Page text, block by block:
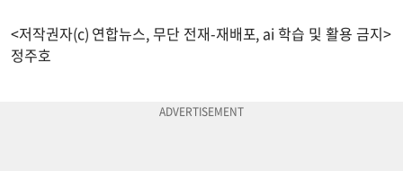
<저작권자(c) 연합뉴스, 무단 전재-재배포, ai 학습 및 활용 금지>
정주호